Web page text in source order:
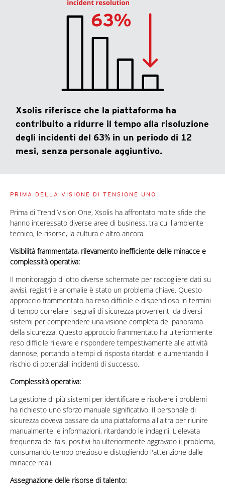
Xsolis riferisce che la piattaforma ha
contribuito a ridurre il tempo alla risoluzione
degli incidenti del 63% in un periodo di 12
mesi, senza personale aggiuntivo.
PRIMA DELLA VISIONE DI TENSIONE UNO
Prima di Trend Vision One, Xsolis ha affrontato molte sfide che
hanno interessato diverse aree di business, tra cui l'ambiente
tecnico, le risorse, la cultura e altro ancora.
Visibilità frammentata, rilevamento inefficiente delle minacce e
complessità operativa:
Il monitoraggio di otto diverse schermate per raccogliere dati su
avvisi, registri e anomalie è stato un problema chiave. Questo
approccio frammentato ha reso difficile e dispendioso in termini
di tempo correlare i segnali di sicurezza provenienti da diversi
sistemi per comprendere una visione completa del panorama
della sicurezza. Questo approccio frammentato ha ulteriormente
reso difficile rilevare e rispondere tempestivamente alle attività
dannose, portando a tempi di risposta ritardati e aumentando il
rischio di potenziali incidenti di successo.
Complessità operativa:
La gestione di più sistemi per identificare e risolvere i problemi
ha richiesto uno sforzo manuale significativo. Il personale di
sicurezza doveva passare da una piattaforma all'altra per riunire
manualmente le informazioni, ritardando le indagini. L'elevata
frequenza dei falsi positivi ha ulteriormente aggravato il problema,
consumando tempo prezioso e distogliendo l'attenzione dalle
minacce reali.
Assegnazione delle risorse di talento: